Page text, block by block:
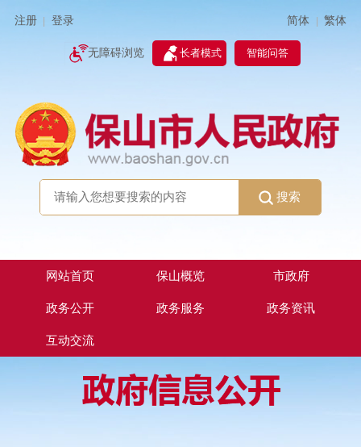
注册 登录 简体 | 繁体
无障碍浏览 长者模式 智能问答
搜索
网站首页 保山概览 市政府
政务公开 政务服务 政务资讯
互动交流